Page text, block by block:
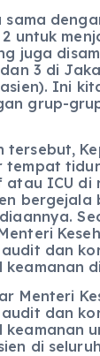
sama
untuk
juga
3 di
Ini
grup-
tersebut,
tempat
ICU di
bergejala
dan
Menteri
dan
keamanan
di